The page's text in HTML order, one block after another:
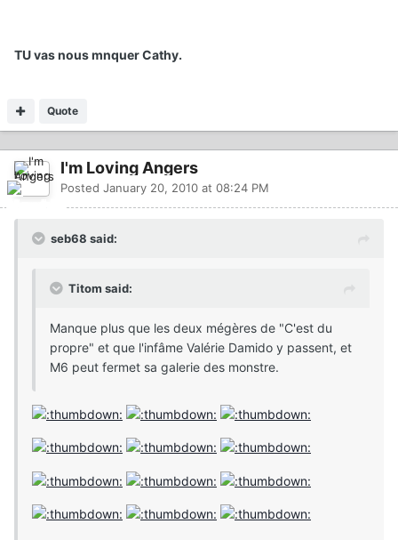
TU vas nous mnquer Cathy.
Quote
I'm Loving Angers
Posted January 20, 2010 at 08:24 PM
seb68 said:
Titom said:
Manque plus que les deux mégères de "C'est du
propre" et que l'infâme Valérie Damido y passent, et
M6 peut fermet sa galerie des monstre.